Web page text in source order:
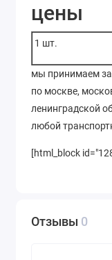
цены
1 шт.
мы принимаем
по москве,
ленинградской
любой
[html_block
Отзывы 0